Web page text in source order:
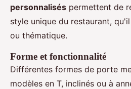
personnalisés permettent de
style unique du restaurant,
ou thématique.
Forme et fonctionnalité
Différentes formes de porte
modèles en T, inclinés ou à